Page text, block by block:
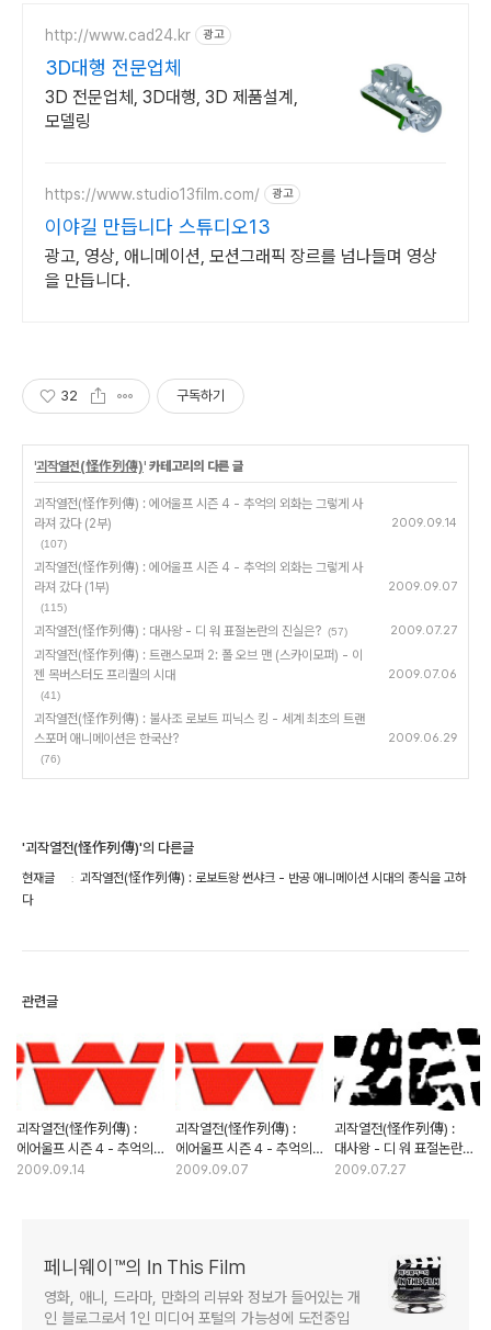
http://www.cad24.kr 광고
3D대행 전문업체
3D 전문업체, 3D대행, 3D 제품설계,
모델링
https://www.studio13film.com/ 광고
이야길 만듭니다 스튜디오13
광고, 영상, 애니메이션, 모션그래픽 장르를 넘나들며 영상
을 만듭니다.
32 구독하기
'괴작열전(怪作列傳)' 카테고리의 다른 글
괴작열전(怪作列傳) : 에어울프 시즌 4 - 추억의 외화는 그렇게 사
라져 갔다 (2부)
(107)
2009.09.14
괴작열전(怪作列傳) : 에어울프 시즌 4 - 추억의 외화는 그렇게 사
라져 갔다 (1부)
(115)
2009.09.07
괴작열전(怪作列傳) : 대사왕 - 디 워 표절논란의 진실은? (57) 2009.07.27
괴작열전(怪作列傳) : 트랜스모퍼 2: 폴 오브 맨 (스카이모퍼) - 이
젠 목버스터도 프리퀄의 시대
(41)
2009.07.06
괴작열전(怪作列傳) : 불사조 로보트 피닉스 킹 - 세계 최초의 트랜
스포머 애니메이션은 한국산?
(76)
2009.06.29
'괴작열전(怪作列傳)'의 다른글
현재글
괴작열전(怪作列傳) : 로보트왕 썬샤크 - 반공 애니메이션 시대의 종식을 고하
다
관련글
괴작열전(怪作列傳) :
에어울프 시즌 4 - 추억의
외화는 그렇게 사라져 갔다
2009.09.14
괴작열전(怪作列傳) :
에어울프 시즌 4 - 추억의
외화는 그렇게 사라져 갔다
2009.09.07
괴작열전(怪作列傳) :
대사왕 - 디 워 표절논란의
진실은?
2009.07.27
페니웨이™의 In This Film
영화, 애니, 드라마, 만화의 리뷰와 정보가 들어있는 개
인 블로그로서 1인 미디어 포털의 가능성에 도전중입